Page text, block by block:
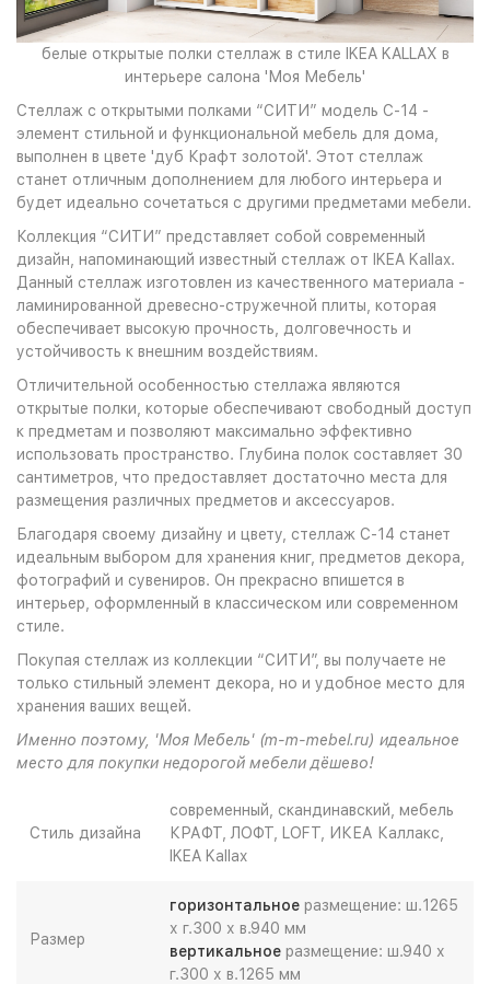
белые открытые полки стеллаж в стиле IKEA KALLAX в
интерьере салона 'Моя Мебель'
Стеллаж с открытыми полками “СИТИ” модель С-14 -
элемент стильной и функциональной мебель для дома,
выполнен в цвете 'дуб Крафт золотой'. Этот стеллаж
станет отличным дополнением для любого интерьера и
будет идеально сочетаться с другими предметами мебели.
Коллекция “СИТИ” представляет собой современный
дизайн, напоминающий известный стеллаж от IKEA Kallax.
Данный стеллаж изготовлен из качественного материала -
ламинированной древесно-стружечной плиты, которая
обеспечивает высокую прочность, долговечность и
устойчивость к внешним воздействиям.
Отличительной особенностью стеллажа являются
открытые полки, которые обеспечивают свободный доступ
к предметам и позволяют максимально эффективно
использовать пространство. Глубина полок составляет 30
сантиметров, что предоставляет достаточно места для
размещения различных предметов и аксессуаров.
Благодаря своему дизайну и цвету, стеллаж С-14 станет
идеальным выбором для хранения книг, предметов декора,
фотографий и сувениров. Он прекрасно впишется в
интерьер, оформленный в классическом или современном
стиле.
Покупая стеллаж из коллекции “СИТИ”, вы получаете не
только стильный элемент декора, но и удобное место для
хранения ваших вещей.
Именно поэтому, 'Моя Мебель' (m-m-mebel.ru) идеальное
место для покупки недорогой мебели дёшево!
Стиль дизайна
современный, скандинавский, мебель
КРАФТ, ЛОФТ, LOFT, ИКЕА Каллакс,
IKEA Kallax
Размер
горизонтальное размещение: ш.1265
х г.300 х в.940 мм
вертикальное размещение: ш.940 х
г.300 х в.1265 мм